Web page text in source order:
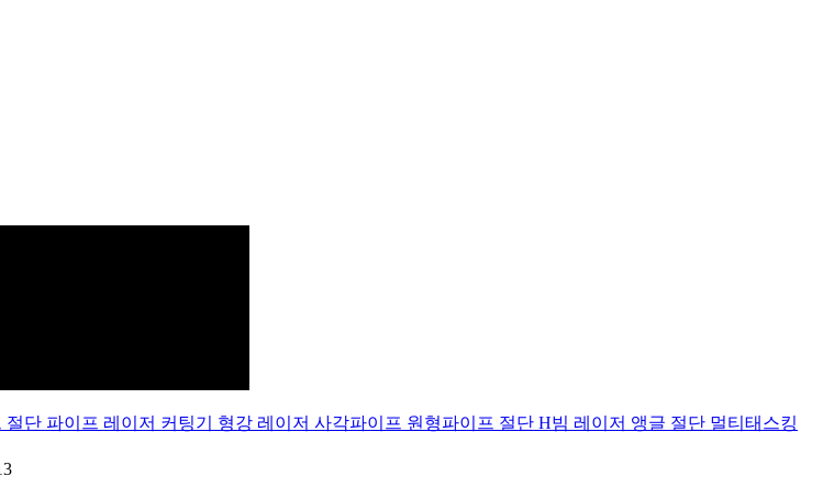
단 파이프 레이저 커팅기 형강 레이저 사각파이프 원형파이프 절단 H빔 레이저 앵글 절단 멀티태스킹